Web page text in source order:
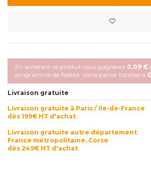
En achetant ce produit vous gagnerez 0,09 €
programme de fidélité. Votre panier totalisera
Livraison gratuite
Livraison gratuite à Paris / Ile-de-France
dès 199€ HT d'achat
Livraison gratuite autre département
France métropolitaine, Corse
dès 249€ HT d'achat